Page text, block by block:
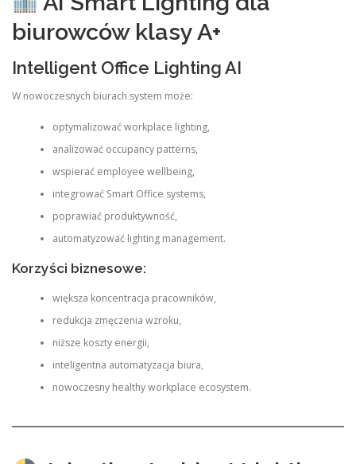
biurowców klasy A+
Intelligent Office Lighting AI
W nowoczesnych biurach system może:
optymalizować workplace lighting,
analizować occupancy patterns,
wspierać employee wellbeing,
integrować Smart Office systems,
poprawiać produktywność,
automatyzować lighting management.
Korzyści biznesowe:
większa koncentracja pracowników,
redukcja zmęczenia wzroku,
niższe koszty energii,
inteligentna automatyzacja biura,
nowoczesny healthy workplace ecosystem.